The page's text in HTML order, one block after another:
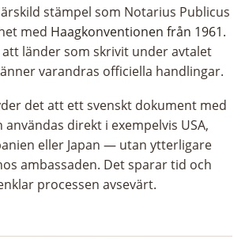
stämpel som Notarius Publicus
med Haagkonventionen från 1961.
länder som skrivit under avtalet
varandras officiella handlingar.
det att ett svenskt dokument med
användas direkt i exempelvis USA,
eller Japan — utan ytterligare
ambassaden. Det sparar tid och
processen avsevärt.